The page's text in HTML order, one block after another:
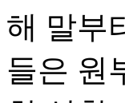
해 말부
들은 원